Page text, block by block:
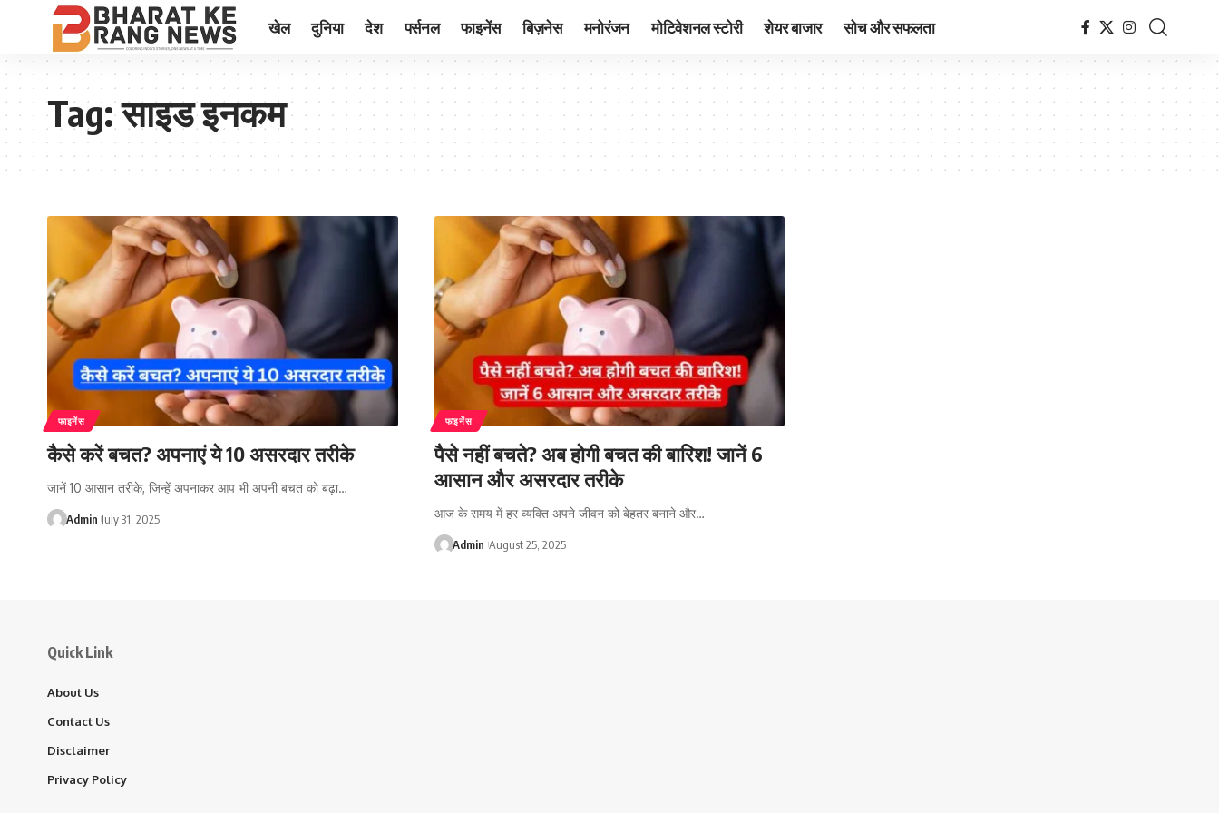
खेल दुनिया देश पर्सनल फाइनेंस बिज़नेस मनोरंजन मोटिवेशनल स्टोरी शेयर बाजार सोच और सफलता
Tag:साइड इनकम
फाइनेंस
कैसे करें बचत? अपनाएं ये 10 असरदार तरीके
जानें 10 आसान तरीके, जिन्हें अपनाकर आप भी अपनी बचत को बढ़ा…
Admin July 31, 2025
फाइनेंस
पैसे नहीं बचते? अब होगी बचत की बारिश! जानें 6
आसान और असरदार तरीके
आज के समय में हर व्यक्ति अपने जीवन को बेहतर बनाने और…
Admin August 25, 2025
Quick Link
About Us
Contact Us
Disclaimer
Privacy Policy